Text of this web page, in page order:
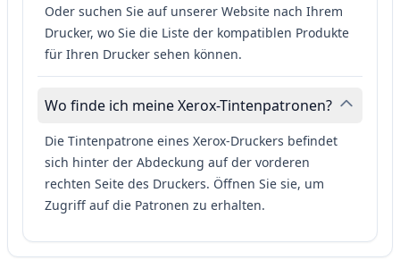
Oder suchen Sie auf unserer Website nach Ihrem
Drucker, wo Sie die Liste der kompatiblen Produkte
für Ihren Drucker sehen können.
Wo finde ich meine Xerox-Tintenpatronen?
Die Tintenpatrone eines Xerox-Druckers befindet
sich hinter der Abdeckung auf der vorderen
rechten Seite des Druckers. Öffnen Sie sie, um
Zugriff auf die Patronen zu erhalten.